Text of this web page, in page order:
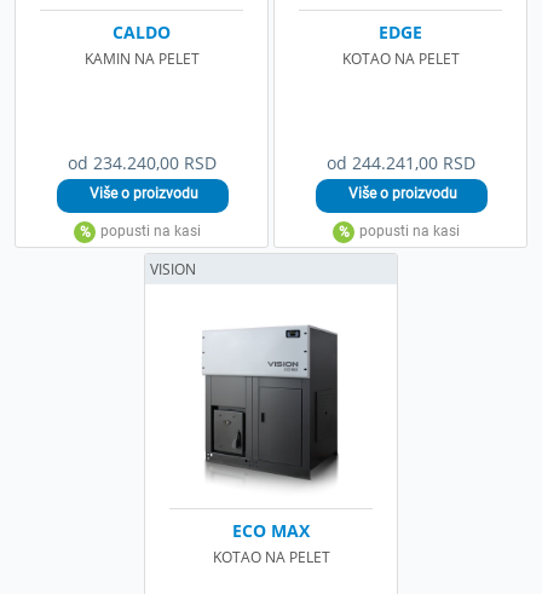
od 234.240,00 RSD
CALDO
KAMIN NA PELET
od 244.241,00 RSD
EDGE
KOTAO NA PELET
ECO MAX
KOTAO NA PELET
VISION